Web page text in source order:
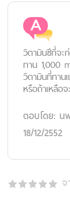
วิตามินซีที่จ
ทาน 1,000
วิตามินที่ทาน
หรือถ้าเหลือ
ตอบโดย: น
18/12/2552
จ